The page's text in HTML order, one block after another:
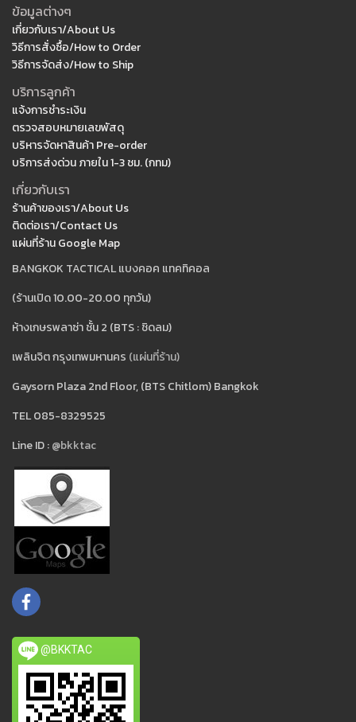
ข้อมูลต่างๆ
เกี่ยวกับเรา/About Us
วิธีการสั่งซื้อ/How to Order
วิธีการจัดส่ง/How to Ship
บริการลูกค้า
แจ้งการชำระเงิน
ตรวจสอบหมายเลขพัสดุ
บริหารจัดหาสินค้า Pre-order
บริการส่งด่วน ภายใน 1-3 ชม. (กทม)
เกี่ยวกับเรา
ร้านค้าของเรา/About Us
ติดต่อเรา/Contact Us
แผ่นที่ร้าน Google Map
BANGKOK TACTICAL แบงคอค แทคทิคอล
(ร้านเปิด 10.00-20.00 ทุกวัน)
ห้างเกษรพลาซ่า ชั้น 2 (BTS : ชิดลม)
เพลินจิต กรุงเทพมหานคร (แผ่นที่ร้าน)
Gaysorn Plaza 2nd Floor, (BTS Chitlom) Bangkok
TEL 085-8329525
Line ID :@bkktac
@BKKTAC